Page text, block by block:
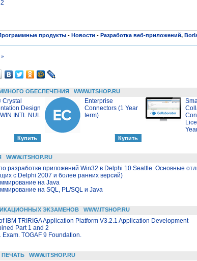
продукты - Новости - Разработка веб-приложений,
ОБЕСПЕЧЕНИЯ WWW.ITSHOP.RU
Crystal
Design
INTL NUL
Enterprise
Connectors (1 Year
term)
WWW.ITSHOP.RU
разработке приложений Win32 в Delphi 10 Seattle. Основные
с Delphi 2007 и более ранних версий)
на Java
на SQL, PL/SQL и Java
ЭКЗАМЕНОВ
WWW.ITSHOP.RU
IBM TRIRIGA Application Platform V3.2.1 Application Development
Part 1 and 2
Exam. TOGAF 9 Foundation.
ПЕЧАТЬ
WWW.ITSHOP.RU